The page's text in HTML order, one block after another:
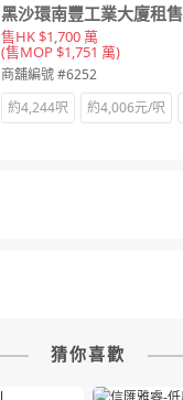
黑沙環南豐工業大廈租售
售HK $1,700 萬
(售MOP $1,751 萬)
商舖編號 #6252
約4,244呎
約4,006元/呎
猜你喜歡